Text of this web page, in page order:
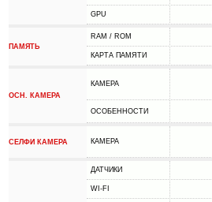
GPU
ПАМЯТЬ
RAM / ROM
КАРТА ПАМЯТИ
ОСН. КАМЕРА
КАМЕРА
ОСОБЕННОСТИ
СЕЛФИ КАМЕРА КАМЕРА
ДАТЧИКИ
WI-FI